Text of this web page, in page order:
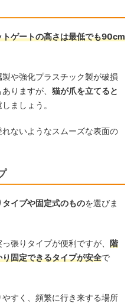
トゲートの高さは最低でも90cm
や強化プラスチック製が破損
りますが、 猫が爪を立てると
ましょう。
ないようなスムーズな表面の
イプや固定式のものを選びま
張りタイプが便利ですが、 階
固定できるタイプが安全で
すく、頻繁に行き来する場所